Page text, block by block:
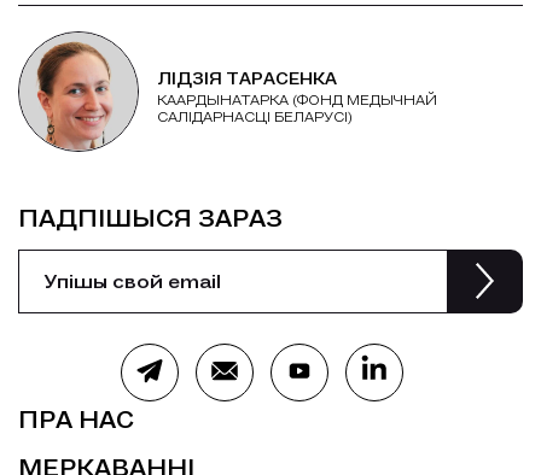
ЛІДЗІЯ ТАРАСЕНКА
КААРДЫНАТАРКА (ФОНД МЕДЫЧНАЙ
САЛІДАРНАСЦІ БЕЛАРУСІ)
ПРА НАС
МЕРКАВАННІ
ПАДПІШЫСЯ ЗАРАЗ